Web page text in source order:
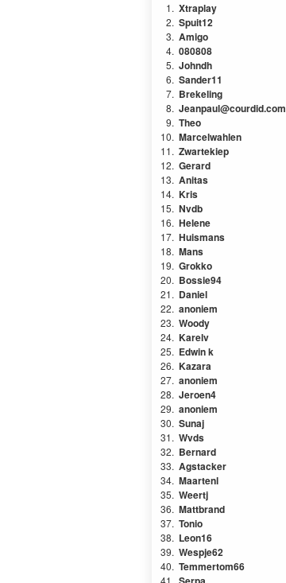
1. Xtraplay
2. Spuit12
3. Amigo
4. 080808
5. Johndh
6. Sander11
7. Brekeling
8. Jeanpaul@courdid.com
9. Theo
10. Marcelwahlen
11. Zwartekiep
12. Gerard
13. Anitas
14. Kris
15. Nvdb
16. Helene
17. Huismans
18. Mans
19. Grokko
20. Bossie94
21. Daniel
22. anoniem
23. Woody
24. Karelv
25. Edwin k
26. Kazara
27. anoniem
28. Jeroen4
29. anoniem
30. Sunaj
31. Wvds
32. Bernard
33. Agstacker
34. Maartenl
35. Weertj
36. Mattbrand
37. Tonio
38. Leon16
39. Wespje62
40. Temmertom66
41.